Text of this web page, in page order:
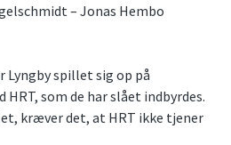
– Jonas Hembo
Lyngby spillet sig op på
som de har slået indbyrdes.
kræver det, at HRT ikke tjener